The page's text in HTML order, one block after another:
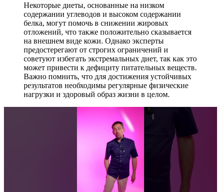
Некоторые диеты, основанные на низком
содержании углеводов и высоком содержании
белка, могут помочь в снижении жировых
отложений, что также положительно сказывается
на внешнем виде кожи. Однако эксперты
предостерегают от строгих ограничений и
советуют избегать экстремальных диет, так как это
может привести к дефициту питательных веществ.
Важно помнить, что для достижения устойчивых
результатов необходимы регулярные физические
нагрузки и здоровый образ жизни в целом.